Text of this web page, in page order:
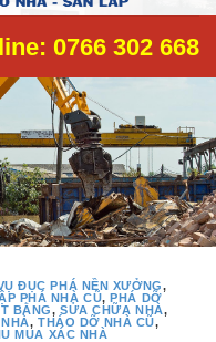
0766 302 668
ĐỤC PHÁ NỀN XƯỞNG,
PHÁ NHÀ CŨ,PHÁ DỠ
BẰNG, SỬA CHỮA NHÀ,
,THÁO DỠ NHÀ CŨ,
MUA XÁC NHÀ